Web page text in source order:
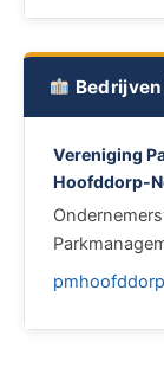
Vereniging
Hoofddorp-